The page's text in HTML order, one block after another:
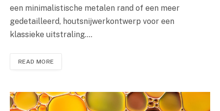
een minimalistische metalen rand of een meer
gedetailleerd, houtsnijwerkontwerp voor een
klassieke uitstraling.…
READ MORE